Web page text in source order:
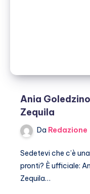
Ania
Zequila
Da Redazione
Sedetevi che c’è
pronti? È ufficiale:
Zequila…